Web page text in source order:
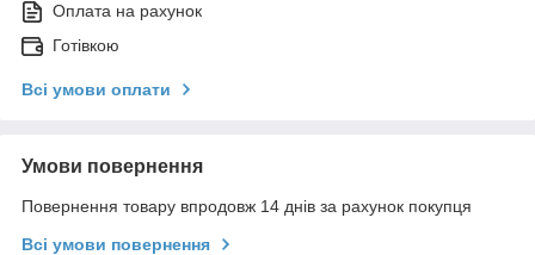
Оплата на рахунок
Готівкою
Всі умови оплати
Умови повернення
Повернення товару впродовж 14 днів за рахунок покупця
Всі умови повернення